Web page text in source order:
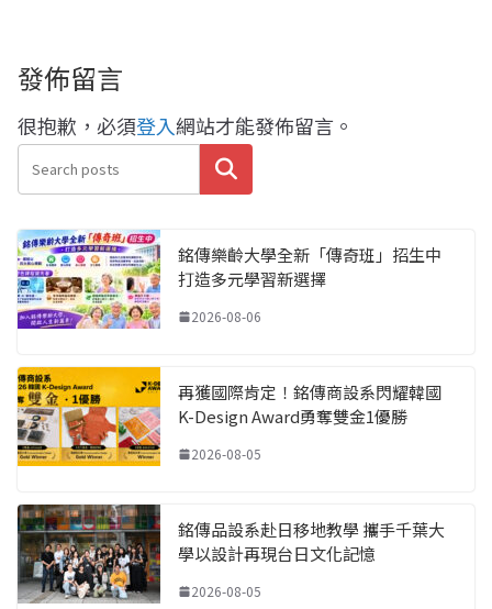
發佈留言
很抱歉，必須登入網站才能發佈留言。
搜尋
銘傳樂齡大學全新「傳奇班」招生中
打造多元學習新選擇
2026-08-06
再獲國際肯定！銘傳商設系閃耀韓國
K-Design Award勇奪雙金1優勝
2026-08-05
銘傳品設系赴日移地教學 攜手千葉大
學以設計再現台日文化記憶
2026-08-05